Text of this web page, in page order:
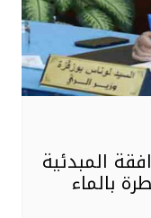
المبدئية
بالماء